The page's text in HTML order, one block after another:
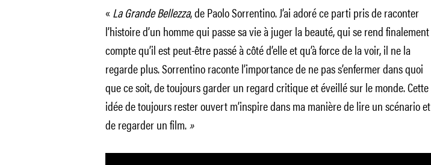
«La Grande Bellezza, de Paolo Sorrentino. J’ai adoré ce parti pris de raconter
l’histoire d’un homme qui passe sa vie à juger la beauté, qui se rend finalement
compte qu’il est peut-être passé à côté d’elle et qu’à force de la voir, il ne la
regarde plus. Sorrentino raconte l’importance de ne pas s’enfermer dans quoi
que ce soit, de toujours garder un regard critique et éveillé sur le monde. Cette
idée de toujours rester ouvert m’inspire dans ma manière de lire un scénario et
de regarder un film.»